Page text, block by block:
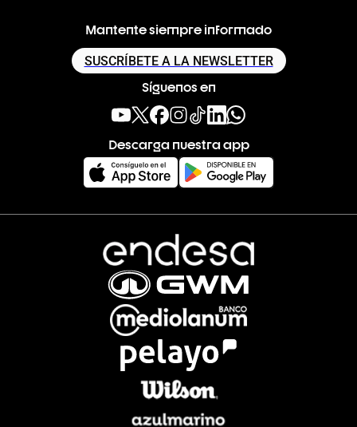
Mantente siempre informado
SUSCRÍBETE A LA NEWSLETTER
Síguenos en
Descarga nuestra app